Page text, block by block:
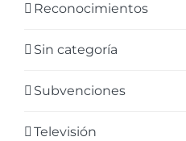
Reconocimientos
Sin categoría
Subvenciones
Televisión